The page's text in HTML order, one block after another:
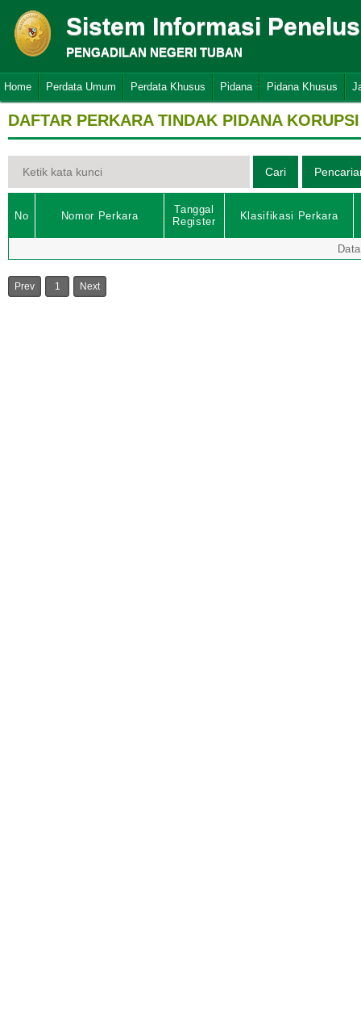
Sistem Informasi
PENGADILAN NEGERI TUBAN
Home Perdata Umum Perdata Khusus Pidana Pidana Khusus
DAFTAR PERKARA TINDAK PIDANA KORUPSI
No Nomor Perkara
Tanggal
Register
Klasifikasi Perkara
Prev 1 Next